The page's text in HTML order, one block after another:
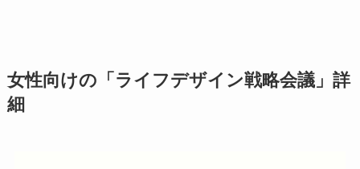
女性向けの「ライフデザイン戦略会議」詳
細